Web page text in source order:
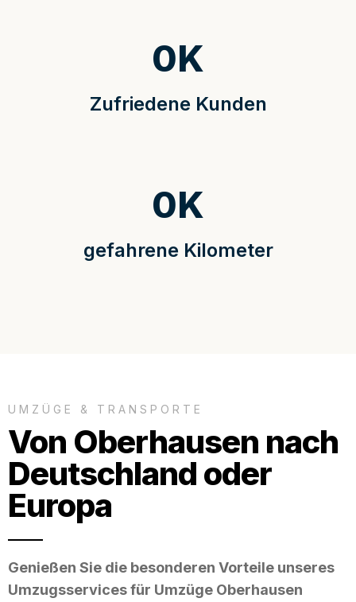
Zufriedene Kunden
0K
gefahrene Kilometer
0K
UMZÜGE & TRANSPORTE
Von Oberhausen nach
Deutschland oder
Europa
Genießen Sie die besonderen Vorteile unseres
Umzugsservices für Umzüge Oberhausen